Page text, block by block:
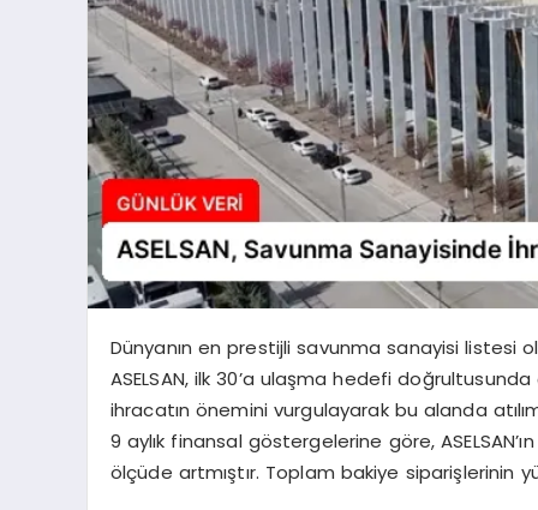
Dünyanın en prestijli savunma sanayisi listesi
ASELSAN, ilk 30’a ulaşma hedefi
ihracatın önemini vurgulayarak bu alanda
9 aylık finansal göstergelerine göre,
ölçüde artmıştır. Toplam bakiye siparişlerinin